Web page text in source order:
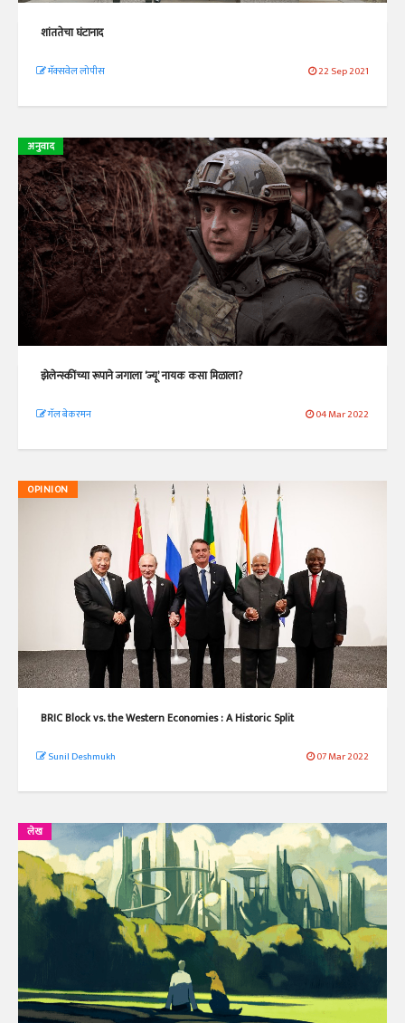
शांततेचा घंटानाद
मॅक्सवेल लोपीस 22 Sep 2021
अनुवाद
झेलेन्स्कींच्या रूपाने जगाला ‘ज्यू’ नायक कसा मिळाला?
गॅल बेकरमन 04 Mar 2022
OPINION
BRIC Block vs. the Western Economies : A Historic Split
Sunil Deshmukh 07 Mar 2022
लेख